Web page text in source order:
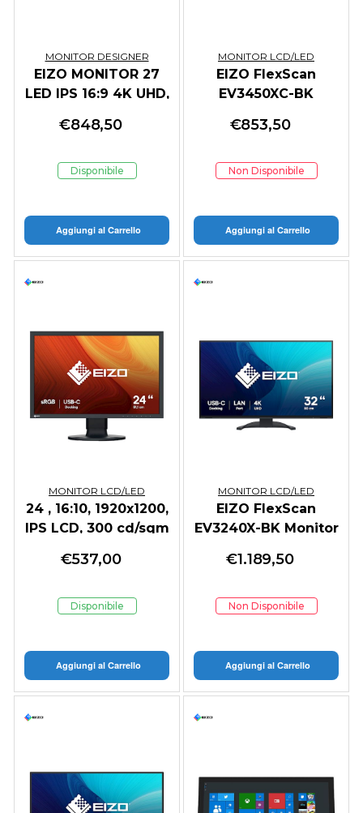
MONITOR DESIGNER
EIZO MONITOR 27
LED IPS 16:9 4K UHD,
PIVOT, USB-C,
MULTIMEDIALE,
€848,50
Disponibile
Aggiungi al Carrello
MONITOR LCD/LED
EIZO FlexScan
EV3450XC-BK
(34.1") 3440 x 1440
Quad HD LED Nero
€853,50
Non Disponibile
Aggiungi al Carrello
MONITOR LCD/LED
24 , 16:10, 1920x1200,
IPS LCD, 300 cd/sqm
€537,00
Disponibile
Aggiungi al Carrello
MONITOR LCD/LED
EIZO FlexScan
EV3240X-BK Monitor
3840 x 2160 Pixel 4K
€1.189,50
Non Disponibile
Aggiungi al Carrello